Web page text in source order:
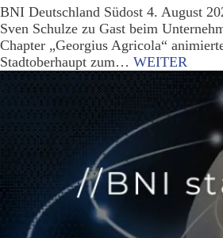
BNI Deutschland Südost 4. August
Sven Schulze zu Gast beim
Chapter „Georgius Agricola“
Stadtoberhaupt zum… WEITER